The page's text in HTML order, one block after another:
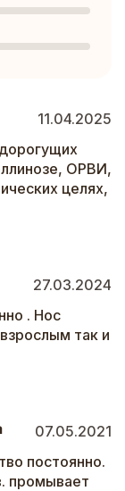
11.04.2025
ОРВИ,
целях,
27.03.2024
. Нос
так и
07.05.2021
постоянно.
промывает